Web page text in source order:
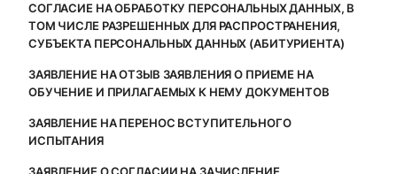
СОГЛАСИЕ НА ОБРАБОТКУ ПЕРСОНАЛЬНЫХ ДАННЫХ, В
ТОМ ЧИСЛЕ РАЗРЕШЕННЫХ ДЛЯ РАСПРОСТРАНЕНИЯ,
СУБЪЕКТА ПЕРСОНАЛЬНЫХ ДАННЫХ (АБИТУРИЕНТА)
ЗАЯВЛЕНИЕ НА ОТЗЫВ ЗАЯВЛЕНИЯ О ПРИЕМЕ НА
ОБУЧЕНИЕ И ПРИЛАГАЕМЫХ К НЕМУ ДОКУМЕНТОВ
ЗАЯВЛЕНИЕ НА ПЕРЕНОС ВСТУПИТЕЛЬНОГО
ИСПЫТАНИЯ